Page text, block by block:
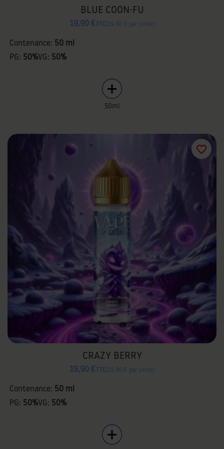
BLUE COON-FU
19,90 € TTC 19,90 € par unité
Contenance: 50 ml
PG: 50%VG: 50%
50ml
CRAZY BERRY
19,90 € TTC 19,90 € par unité
Contenance: 50 ml
PG: 50%VG: 50%
favorite_border